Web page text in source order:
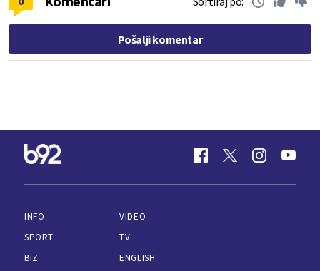
Pošalji komentar
INFO
SPORT
BIZ
VIDEO
TV
ENGLISH